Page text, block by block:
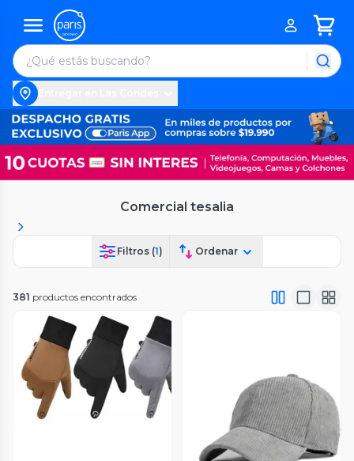
Comercial tesalia
Filtros (1) Ordenar
381 productos encontrados